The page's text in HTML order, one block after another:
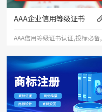
AAA企业信用等级证书
AAA信用等级证书认证,投标必备,
可加分,广告投放网,查询真伪,含
招投标诚信服务,重合同守信用,评
估证书,权威发证,投标必备可加
分,六网查询真伪,(含招投标网)企